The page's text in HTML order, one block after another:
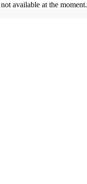
available at the moment.